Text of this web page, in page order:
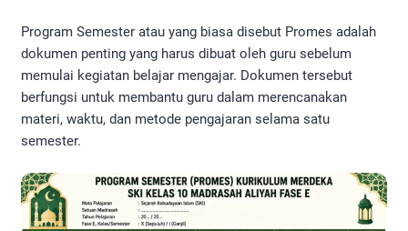
Program Semester atau yang biasa disebut Promes adalah
dokumen penting yang harus dibuat oleh guru sebelum
memulai kegiatan belajar mengajar. Dokumen tersebut
berfungsi untuk membantu guru dalam merencanakan
materi, waktu, dan metode pengajaran selama satu
semester.